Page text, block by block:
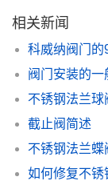
相关新闻
科威纳阀门的
阀门安装的
不锈钢法兰
截止阀简述
不锈钢法兰蝶
如何修复不锈